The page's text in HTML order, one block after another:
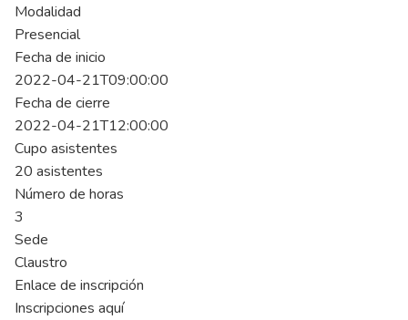
Modalidad
Presencial
Fecha de inicio
2022-04-21T09:00:00
Fecha de cierre
2022-04-21T12:00:00
Cupo asistentes
20 asistentes
Número de horas
3
Sede
Claustro
Enlace de inscripción
Inscripciones aquí